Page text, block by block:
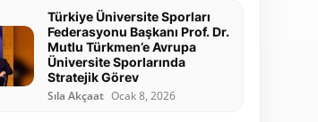
Türkiye Üniversite Sporları
Federasyonu Başkanı Prof. Dr.
Mutlu Türkmen’e Avrupa
Üniversite Sporlarında
Stratejik Görev
Sıla Akçaat Ocak 8, 2026